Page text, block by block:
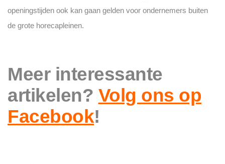
openingstijden ook kan gaan gelden voor ondernemers buiten
de grote horecapleinen.
Meer interessante
artikelen? Volg ons op
Facebook!